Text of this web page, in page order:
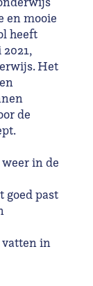
en mooie
heeft
Het
de
in de
goed past
in